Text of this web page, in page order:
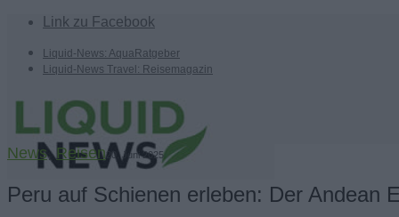
Link zu Facebook
Liquid-News: AquaRatgeber
Liquid-News Travel: Reisemagazin
News,Reisen20. Juni 2025
Peru auf Schienen erleben: Der Andean